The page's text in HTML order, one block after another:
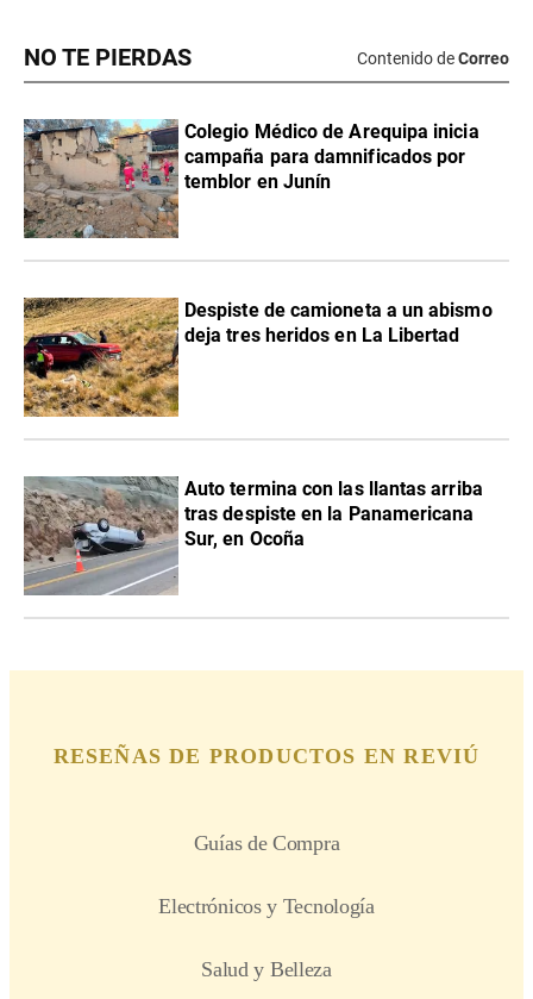
NO TE PIERDAS Contenido deCorreo
Colegio Médico de Arequipa inicia
campaña para damnificados por
temblor en Junín
Despiste de camioneta a un abismo
deja tres heridos en La Libertad
Auto termina con las llantas arriba
tras despiste en la Panamericana
Sur, en Ocoña